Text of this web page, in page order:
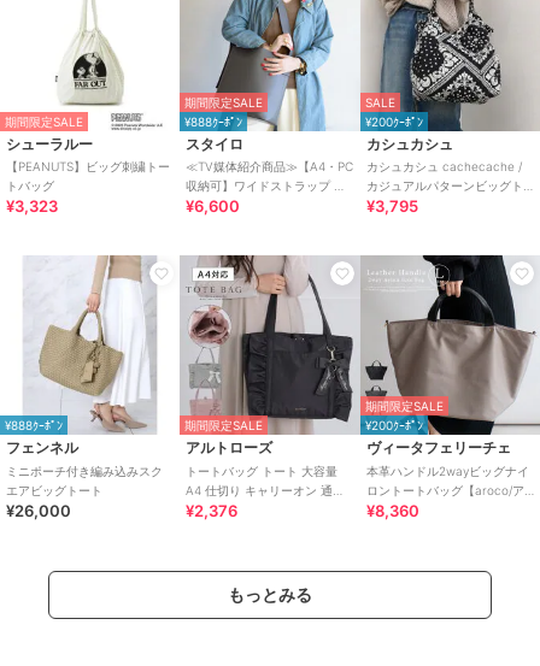
期間限定SALE
シューラルー
【PEANUTS】ビッグ刺繍トー
トバッグ
¥3,323
期間限定SALE
¥888ｸｰﾎﾟﾝ
スタイロ
≪TV媒体紹介商品≫【A4・PC
収納可】ワイドストラップ ビ
ッグワンハンドルバッグ
¥6,600
SALE
¥200ｸｰﾎﾟﾝ
カシュカシュ
カシュカシュ cachecache /
カジュアルパターンビッグト
ート
¥3,795
¥888ｸｰﾎﾟﾝ
フェンネル
ミニポーチ付き編み込みスク
エアビッグトート
¥26,000
期間限定SALE
アルトローズ
トートバッグ トート 大容量
A4 仕切り キャリーオン 通学
フリル リボン ローズヒップ
¥2,376
期間限定SALE
¥200ｸｰﾎﾟﾝ
ヴィータフェリーチェ
本革ハンドル2wayビッグナイ
ロントートバッグ【aroco/ア
ロコ】
¥8,360
もっとみる